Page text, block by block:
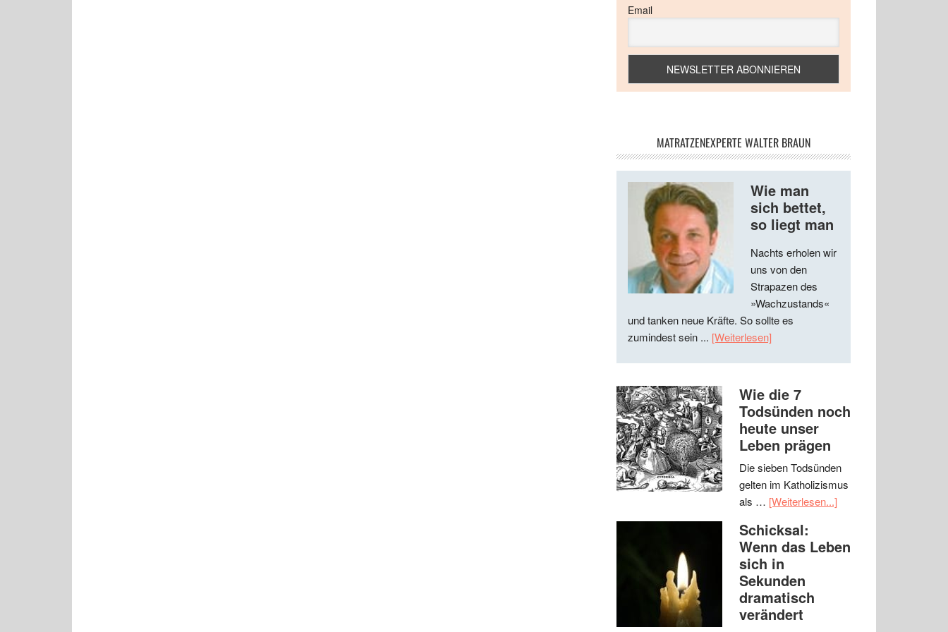
Email
MATRATZENEXPERTE WALTER BRAUN
Wie man
sich bettet,
so liegt man
Nachts erholen wir
uns von den
Strapazen des
»Wachzustands«
und tanken neue Kräfte. So sollte es
zumindest sein ... [Weiterlesen]
Wie die 7
Todsünden noch
heute unser
Leben prägen
Die sieben Todsünden
gelten im Katholizismus
als … [Weiterlesen...]
Schicksal:
Wenn das Leben
sich in
Sekunden
dramatisch
verändert